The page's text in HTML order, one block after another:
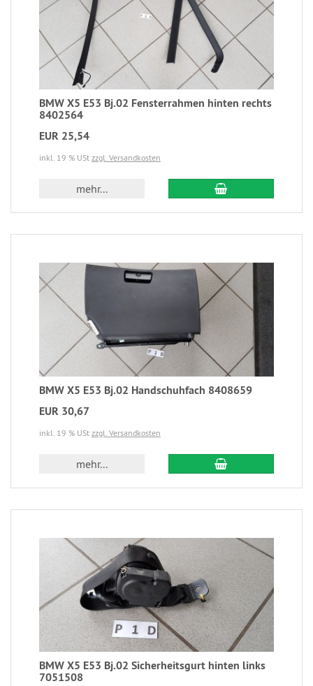
BMW X5 E53 Bj.02 Fensterrahmen hinten rechts
8402564
EUR 25,54
inkl. 19 % USt zzgl. Versandkosten
mehr...
BMW X5 E53 Bj.02 Handschuhfach 8408659
EUR 30,67
inkl. 19 % USt zzgl. Versandkosten
mehr...
BMW X5 E53 Bj.02 Sicherheitsgurt hinten links
7051508